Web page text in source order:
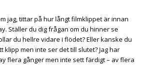
jag, tittar på hur långt filmklippet är innan
Ställer du dig frågan om du hinner se
du hellre vidare i flödet? Eller kanske du
klipp men inte ser det till slutet? Jag har
flera gånger men inte sett färdigt – av flera